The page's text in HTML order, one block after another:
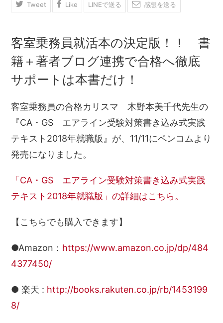
Tweet Like LINEで送る 感想を送る
客室乗務員就活本の決定版！！ 書
籍＋著者ブログ連携で合格へ徹底
サポートは本書だけ！
客室乗務員の合格カリスマ 木野本美千代先生の
『CA・GS エアライン受験対策書き込み式実践
テキスト2018年就職版』が、11/11にペンコムより
発売になりました。
「CA・GS エアライン受験対策書き込み式実践
テキスト2018年就職版」の詳細はこちら。
【こちらでも購入できます】
●Amazon： https://www.amazon.co.jp/dp/484
4377450/
● 楽天 : http://books.rakuten.co.jp/rb/1453199
8/